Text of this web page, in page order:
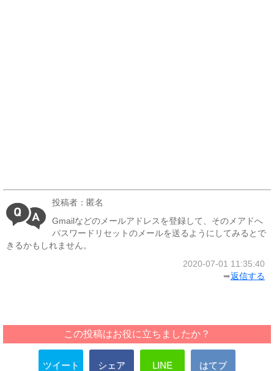
投稿者：匿名
Gmailなどのメールアドレスを登録して、そのメアドへ
パスワードリセットのメールを送るようにしてみるとで
きるかもしれません。
2020-07-01 11:35:40
➥返信する
この投稿はお役に立ちましたか？
ツイート シェア LINE はてブ